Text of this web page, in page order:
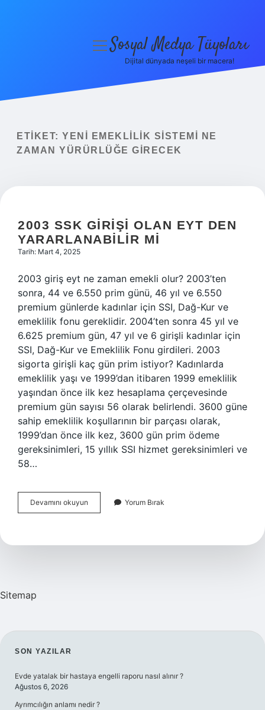
Yasal Uyarı
menüyüSosyal Medya Tüyoları
Dijital dünyada neşeli bir macera!
ETIKET: YENI EMEKLILIK SISTEMI NE
ZAMAN YÜRÜRLÜĞE GIRECEK
2003 SSK GIRIŞI OLAN EYT DEN
YARARLANABILIR MI
Tarih: Mart 4, 2025
2003 giriş eyt ne zaman emekli olur? 2003’ten
sonra, 44 ve 6.550 prim günü, 46 yıl ve 6.550
premium günlerde kadınlar için SSI, Dağ-Kur ve
emeklilik fonu gereklidir. 2004’ten sonra 45 yıl ve
6.625 premium gün, 47 yıl ve 6 girişli kadınlar için
SSI, Dağ-Kur ve Emeklilik Fonu girdileri. 2003
sigorta girişli kaç gün prim istiyor? Kadınlarda
emeklilik yaşı ve 1999’dan itibaren 1999 emeklilik
yaşından önce ilk kez hesaplama çerçevesinde
premium gün sayısı 56 olarak belirlendi. 3600 güne
sahip emeklilik koşullarının bir parçası olarak,
1999’dan önce ilk kez, 3600 gün prim ödeme
gereksinimleri, 15 yıllık SSI hizmet gereksinimleri ve
58…
Devamını okuyun
Ssk
Eyt
Yorum Bırak
Sitemap
SIDEBAR
SON YAZILAR
Evde yatalak bir hastaya engelli raporu nasıl alınır ?
Ağustos 6, 2026
Ayrımcılığın anlamı nedir ?